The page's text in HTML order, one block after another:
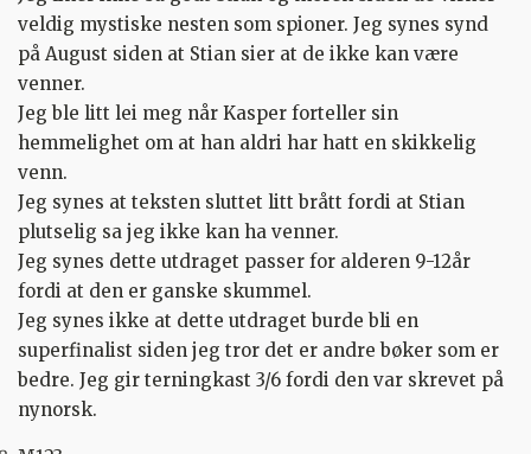
veldig mystiske nesten som spioner. Jeg synes synd
på August siden at Stian sier at de ikke kan være
venner.
Jeg ble litt lei meg når Kasper forteller sin
hemmelighet om at han aldri har hatt en skikkelig
venn.
Jeg synes at teksten sluttet litt brått fordi at Stian
plutselig sa jeg ikke kan ha venner.
Jeg synes dette utdraget passer for alderen 9-12år
fordi at den er ganske skummel.
Jeg synes ikke at dette utdraget burde bli en
superfinalist siden jeg tror det er andre bøker som er
bedre. Jeg gir terningkast 3/6 fordi den var skrevet på
nynorsk.